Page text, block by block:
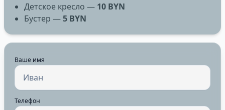
Детское кресло — 10 BYN
Бустер —5 BYN
Ваше имя
Телефон